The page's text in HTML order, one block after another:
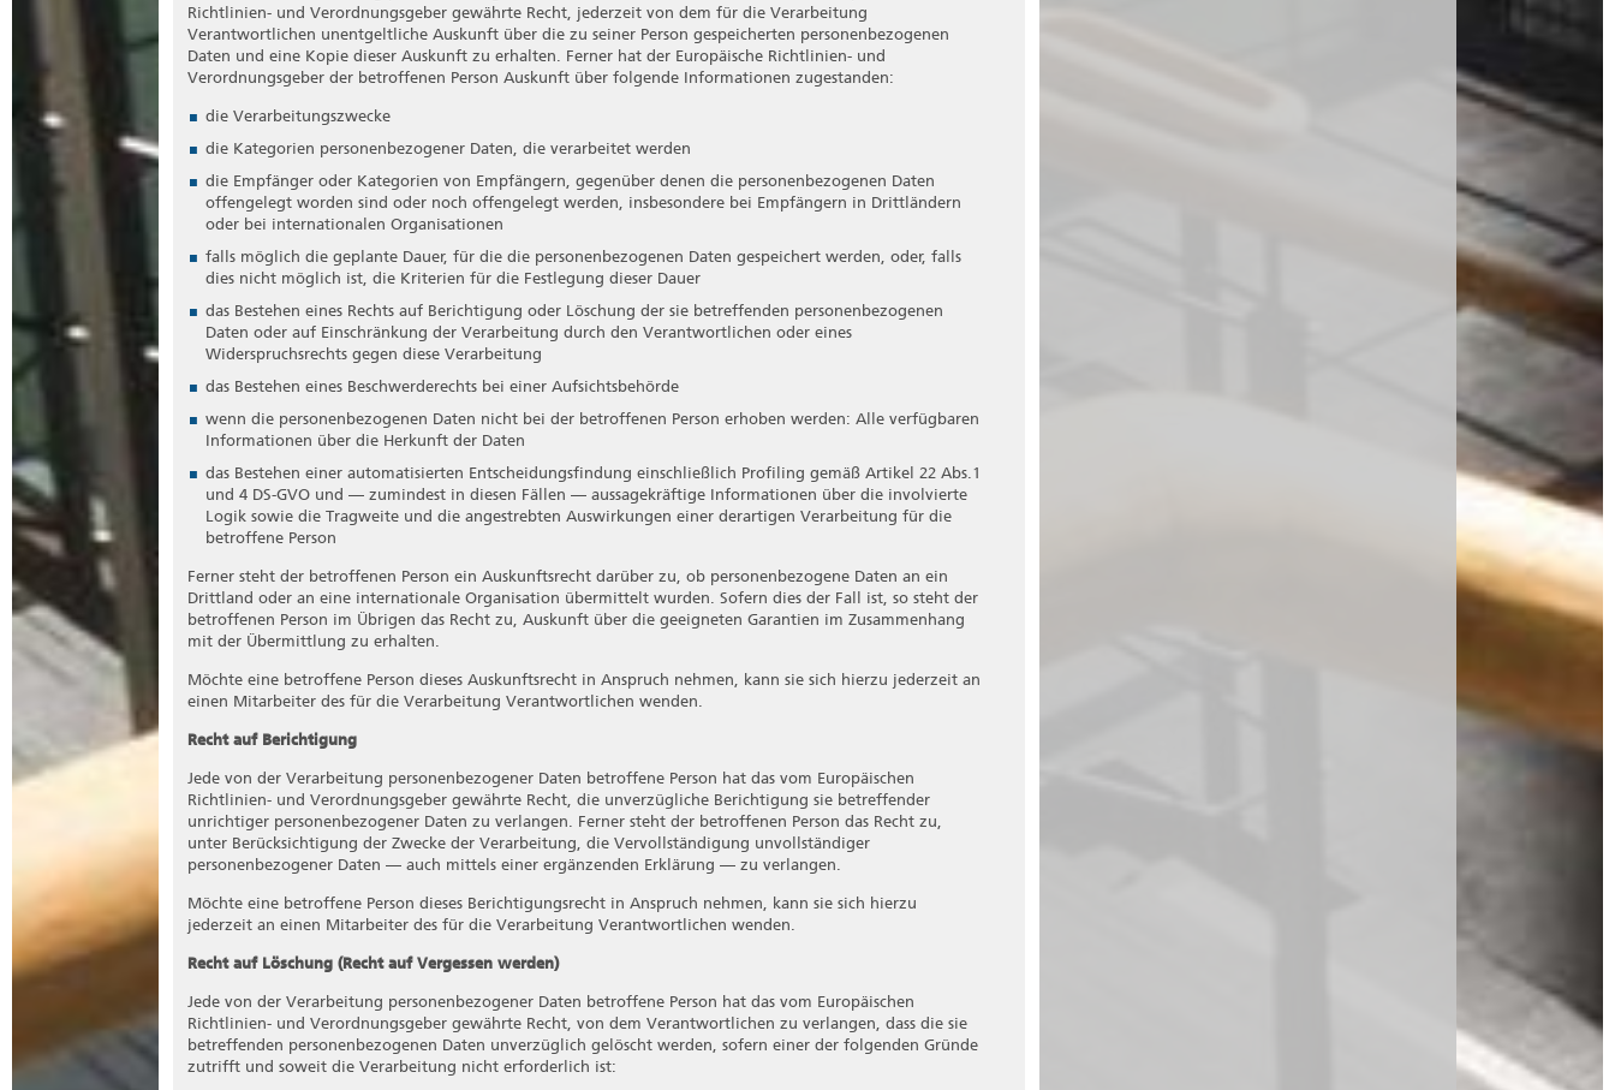
und unmissverständlich abgegebene Willensbekundung in Form einer Erklärung oder einer sonstigen
eindeutigen bestätigenden Handlung, mit der die betroffene Person zu verstehen gibt, dass sie mit der
Verarbeitung der sie betreffenden personenbezogenen Daten einverstanden ist.
Richtlinien- und Verordnungsgeber gewährte Recht, jederzeit von dem für die Verarbeitung
Verantwortlichen unentgeltliche Auskunft über die zu seiner Person gespeicherten personenbezogenen
Daten und eine Kopie dieser Auskunft zu erhalten. Ferner hat der Europäische Richtlinien- und
Verordnungsgeber der betroffenen Person Auskunft über folgende Informationen zugestanden:
die Verarbeitungszwecke
die Kategorien personenbezogener Daten, die verarbeitet werden
die Empfänger oder Kategorien von Empfängern, gegenüber denen die personenbezogenen Daten
offengelegt worden sind oder noch offengelegt werden, insbesondere bei Empfängern in Drittländern
oder bei internationalen Organisationen
falls möglich die geplante Dauer, für die die personenbezogenen Daten gespeichert werden, oder, falls
dies nicht möglich ist, die Kriterien für die Festlegung dieser Dauer
das Bestehen eines Rechts auf Berichtigung oder Löschung der sie betreffenden personenbezogenen
Daten oder auf Einschränkung der Verarbeitung durch den Verantwortlichen oder eines
Widerspruchsrechts gegen diese Verarbeitung
das Bestehen eines Beschwerderechts bei einer Aufsichtsbehörde
wenn die personenbezogenen Daten nicht bei der betroffenen Person erhoben werden: Alle verfügbaren
Informationen über die Herkunft der Daten
das Bestehen einer automatisierten Entscheidungsfindung einschließlich Profiling gemäß Artikel 22 Abs.1
und 4 DS-GVO und — zumindest in diesen Fällen — aussagekräftige Informationen über die involvierte
Logik sowie die Tragweite und die angestrebten Auswirkungen einer derartigen Verarbeitung für die
betroffene Person
Ferner steht der betroffenen Person ein Auskunftsrecht darüber zu, ob personenbezogene Daten an ein
Drittland oder an eine internationale Organisation übermittelt wurden. Sofern dies der Fall ist, so steht der
betroffenen Person im Übrigen das Recht zu, Auskunft über die geeigneten Garantien im Zusammenhang
mit der Übermittlung zu erhalten.
Möchte eine betroffene Person dieses Auskunftsrecht in Anspruch nehmen, kann sie sich hierzu jederzeit an
einen Mitarbeiter des für die Verarbeitung Verantwortlichen wenden.
Recht auf Berichtigung
Jede von der Verarbeitung personenbezogener Daten betroffene Person hat das vom Europäischen
Richtlinien- und Verordnungsgeber gewährte Recht, die unverzügliche Berichtigung sie betreffender
unrichtiger personenbezogener Daten zu verlangen. Ferner steht der betroffenen Person das Recht zu,
unter Berücksichtigung der Zwecke der Verarbeitung, die Vervollständigung unvollständiger
personenbezogener Daten — auch mittels einer ergänzenden Erklärung — zu verlangen.
Möchte eine betroffene Person dieses Berichtigungsrecht in Anspruch nehmen, kann sie sich hierzu
jederzeit an einen Mitarbeiter des für die Verarbeitung Verantwortlichen wenden.
Recht auf Löschung (Recht auf Vergessen werden)
Jede von der Verarbeitung personenbezogener Daten betroffene Person hat das vom Europäischen
Richtlinien- und Verordnungsgeber gewährte Recht, von dem Verantwortlichen zu verlangen, dass die sie
betreffenden personenbezogenen Daten unverzüglich gelöscht werden, sofern einer der folgenden Gründe
zutrifft und soweit die Verarbeitung nicht erforderlich ist: